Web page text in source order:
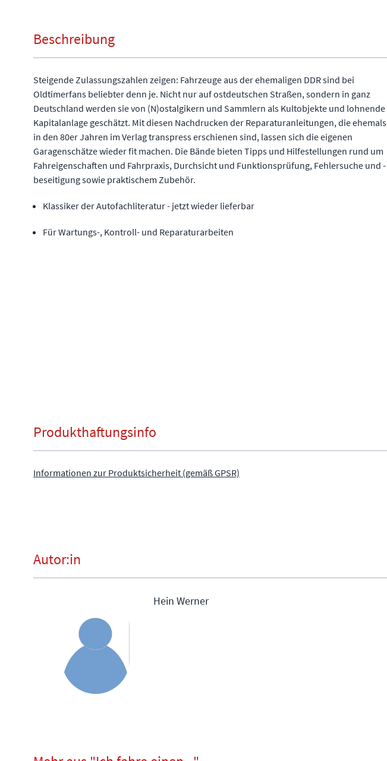
Beschreibung
Steigende Zulassungszahlen zeigen: Fahrzeuge aus der ehemaligen DDR sind bei
Oldtimerfans beliebter denn je. Nicht nur auf ostdeutschen Straßen, sondern in ganz
Deutschland werden sie von (N)ostalgikern und Sammlern als Kultobjekte und lohnende
Kapitalanlage geschätzt. Mit diesen Nachdrucken der Reparaturanleitungen, die ehemals
in den 80er Jahren im Verlag transpress erschienen sind, lassen sich die eigenen
Garagenschätze wieder fit machen. Die Bände bieten Tipps und Hilfestellungen rund um
Fahreigenschaften und Fahrpraxis, Durchsicht und Funktionsprüfung, Fehlersuche und -
beseitigung sowie praktischem Zubehör.
Klassiker der Autofachliteratur - jetzt wieder lieferbar
Für Wartungs-, Kontroll- und Reparaturarbeiten
Produkthaftungsinfo
Informationen zur Produktsicherheit (gemäß GPSR)
Autor:in
Hein Werner